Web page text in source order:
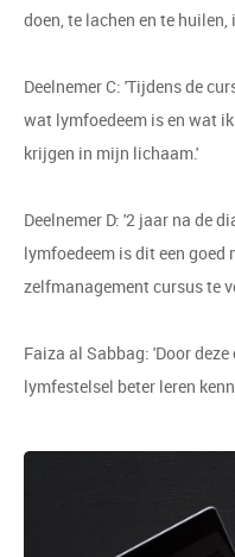
doen, te lachen en te
Deelnemer C: 'Tijdens de
wat lymfoedeem is en wat
krijgen in mijn lichaam.'
Deelnemer D: '2 jaar na de
lymfoedeem is dit een goed
zelfmanagement cursus te
Faiza al Sabbag: 'Door
lymfestelsel beter leren